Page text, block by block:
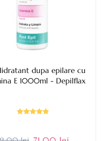
dupa epilare cu
E 1000ml - Depilflax